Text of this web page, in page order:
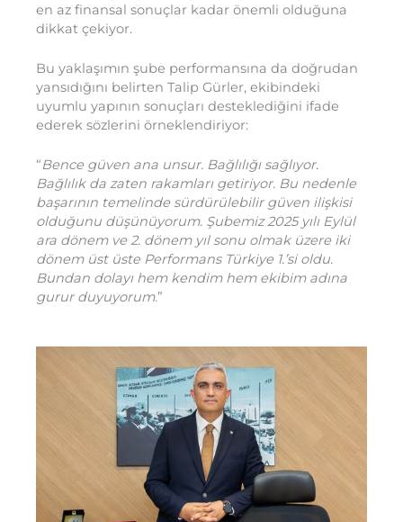
en az finansal sonuçlar kadar önemli olduğuna
dikkat çekiyor.
Bu yaklaşımın şube performansına da doğrudan
yansıdığını belirten Talip Gürler, ekibindeki
uyumlu yapının sonuçları desteklediğini ifade
ederek sözlerini örneklendiriyor:
“Bence güven ana unsur. Bağlılığı sağlıyor.
Bağlılık da zaten rakamları getiriyor. Bu nedenle
başarının temelinde sürdürülebilir güven ilişkisi
olduğunu düşünüyorum. Şubemiz 2025 yılı Eylül
ara dönem ve 2. dönem yıl sonu olmak üzere iki
dönem üst üste Performans Türkiye 1.’si oldu.
Bundan dolayı hem kendim hem ekibim adına
gurur duyuyorum.”